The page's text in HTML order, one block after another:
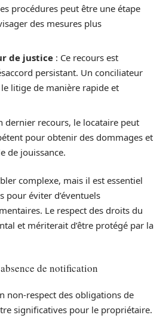
procédures peut être une étape
des mesures plus
de justice : Ce recours est
persistant. Un conciliateur
litige de manière rapide et
dernier recours, le locataire peut
pour obtenir des dommages et
de jouissance.
complexe, mais il est essentiel
pour éviter d’éventuels
Le respect des droits du
et mériterait d’être protégé par la
de notification
non-respect des obligations de
significatives pour le propriétaire.